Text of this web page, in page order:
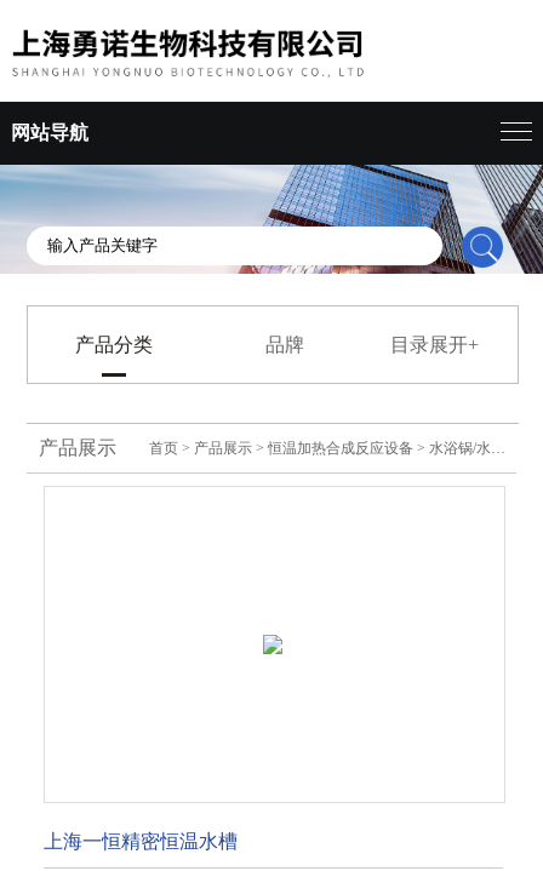
网站导航
产品分类 品牌 目录展开+
产品展示 首页 > 产品展示 >恒温加热合成反应设备 >水浴锅/水槽
上海一恒精密恒温水槽